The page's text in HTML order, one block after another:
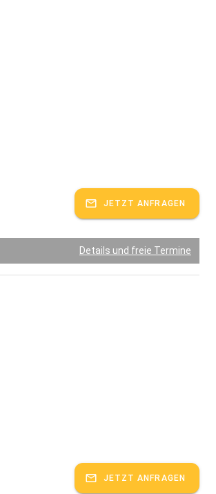
JETZT ANFRAGEN
Details und freie Termine
JETZT ANFRAGEN